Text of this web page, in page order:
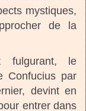
mystiques,
de la
fulgurant, le
Confucius par
devint en
entrer dans